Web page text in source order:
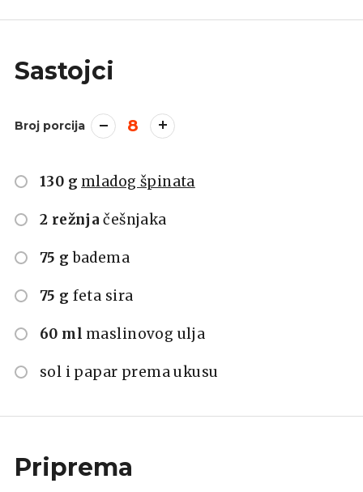
Sastojci
Broj porcija 8
130 g mladog špinata
2 režnja češnjaka
75 g badema
75 g feta sira
60 ml maslinovog ulja
sol i papar prema ukusu
Priprema